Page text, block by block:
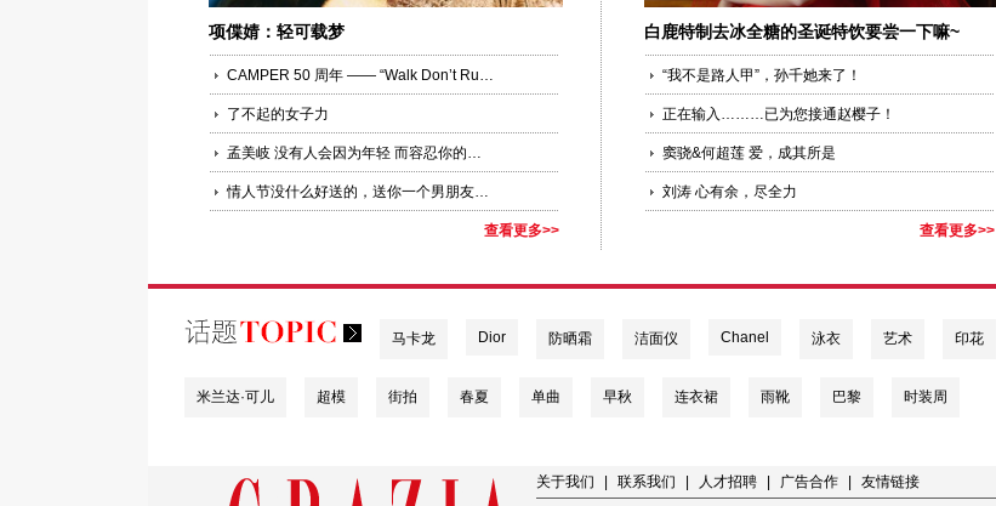
项偞婧：轻可载梦
CAMPER 50 周年 —— “Walk Don’t Run”，是一种生活态度
了不起的女子力
孟美岐 没有人会因为年轻 而容忍你的一切
情人节没什么好送的，送你一个男朋友陈哲远吧
查看更多>>
白鹿特制去冰全糖的圣诞特饮要尝一下嘛~
“我不是路人甲”，孙千她来了！
正在输入………已为您接通赵樱子！
窦骁&何超莲 爱，成其所是
刘涛 心有余，尽全力
查看更多>>
马卡龙 Dior 防晒霜 洁面仪 Chanel 泳衣 艺术 印花
米兰达·可儿 超模 街拍 春夏 单曲 早秋 连衣裙 雨靴 巴黎 时装周
关于我们 联系我们 人才招聘 广告合作 友情链接